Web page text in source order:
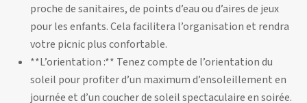
proche de sanitaires, de points d’eau ou d’aires de jeux
pour les enfants. Cela facilitera l’organisation et rendra
votre picnic plus confortable.
**L’orientation :** Tenez compte de l’orientation du
soleil pour profiter d’un maximum d’ensoleillement en
journée et d’un coucher de soleil spectaculaire en soirée.